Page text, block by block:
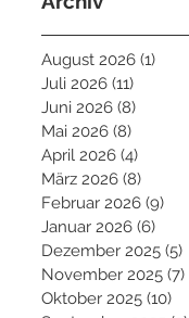
Beitrag
Beiträge
Beitrag
Beitrag
Beitrag
Beitrag
Beitrag
Beiträge
Beiträge
Beiträge
Beiträge
Beiträge
Beiträge
August 2026 (1)
Juli 2026 (11)
Juni 2026 (8)
Mai 2026 (8)
April 2026 (4)
März 2026 (8)
Februar 2026 (9)
Januar 2026 (6)
Dezember 2025 (5)
November 2025 (7)
Oktober 2025 (10)